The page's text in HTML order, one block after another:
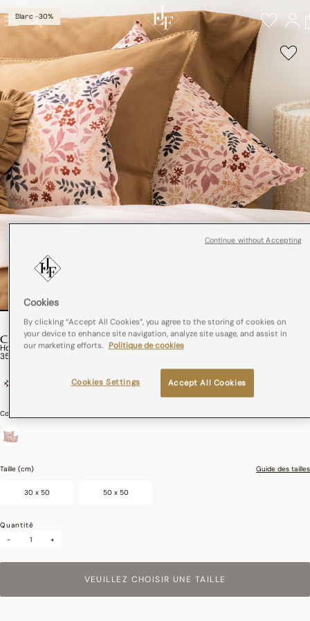
Blanc -30%
CAMPAGNE
Housse De Coussin Campagne Coton,Lin
35,00€
Zip invisible
Couleurs :
Taille (cm) Guide des tailles
30 x 50 50 x 50
Quantité
-
+
VEUILLEZ CHOISIR UNE TAILLE
Cookies
By clicking “Accept All Cookies”, you agree to the storing of cookies on
your device to enhance site navigation, analyze site usage, and assist in
our marketing efforts. Politique de cookies
Accept All Cookies
Cookies Settings
Continue without Accepting